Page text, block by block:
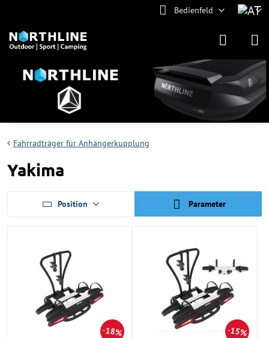
Bedienfeld
Fahrradträger für Anhängerkupplung
Yakima
Position Parameter
18% 15%